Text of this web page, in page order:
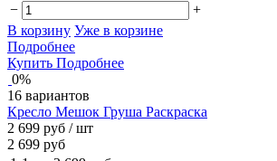
−
+
В корзину Уже в корзине
Подробнее
Купить Подробнее
0%
16 вариантов
Кресло Мешок Груша Раскраска
2 699 руб / шт
2 699 руб